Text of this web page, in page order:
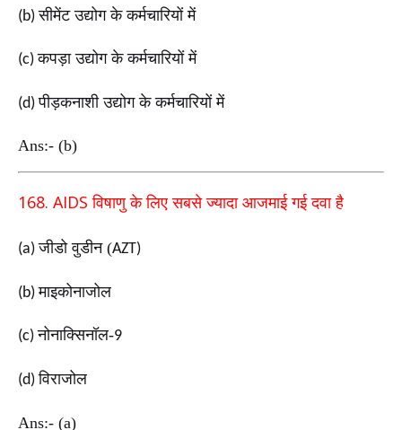
(b)सीमेंट उद्योग के कर्मचारियों में
(c)कपड़ा उद्योग के कर्मचारियों में
(d)पीड़कनाशी उद्योग के कर्मचारियों में
Ans:- (b)
168. AIDSविषाणु के लिए सबसे ज्यादा आजमाई गई दवा है
(a)जीडो वुडीन (AZT)
(b)माइकोनाजोल
(c)नोनाक्सिनॉल-9
(d)विराजोल
Ans:- (a)